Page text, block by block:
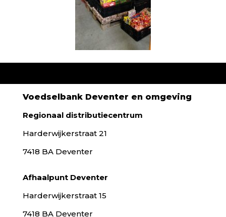
Voedselbank Deventer en omgeving
Regionaal distributiecentrum
Harderwijkerstraat 21
7418 BA Deventer
Afhaalpunt Deventer
Harderwijkerstraat 15
7418 BA Deventer